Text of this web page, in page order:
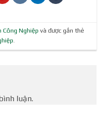
Công Nghiệp và được gắn thẻ
.
luận.